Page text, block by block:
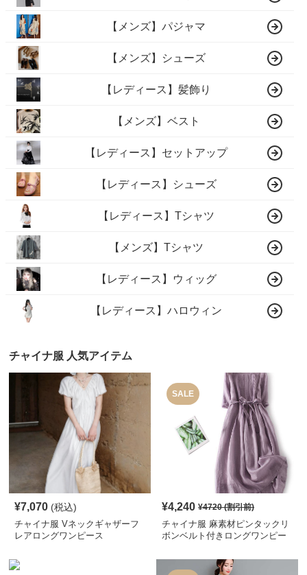
【メンズ】パジャマ
【メンズ】シューズ
【レディース】髪飾り
【メンズ】ベスト
【レディース】セットアップ
【レディース】シューズ
【レディース】Tシャツ
【メンズ】Tシャツ
【レディース】ウィッグ
【レディース】ハロウィン
チャイナ服 人気アイテム
¥7,070 (税込)
チャイナ服 Vネックギャザーフ
レアロングワンピース
SALE
¥4,240 ¥4720(割引前)
チャイナ服 麻素材ピンタックリ
ボンベルト付きロングワンピー